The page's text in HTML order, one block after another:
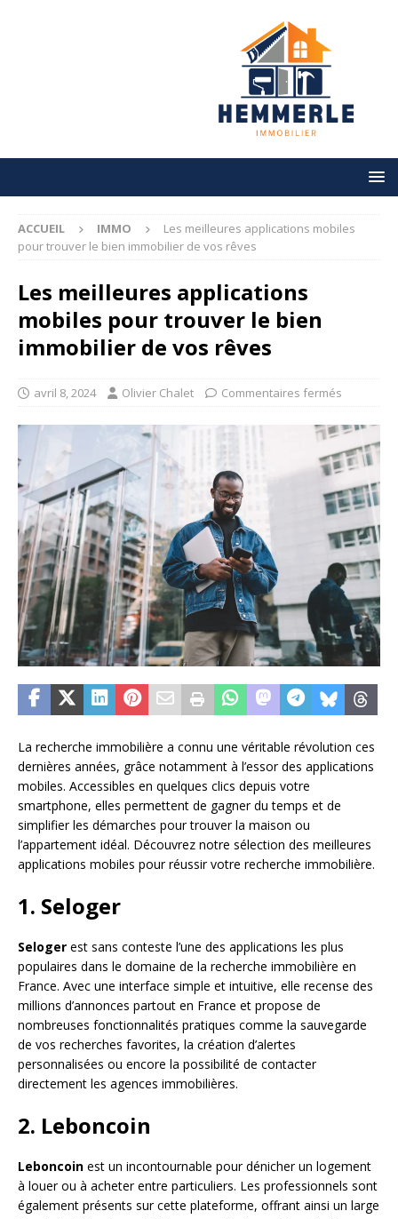
ACCUEIL IMMO
Les meilleures applications mobiles
pour trouver le bien immobilier de vos rêves
Les meilleures applications
mobiles pour trouver le bien
immobilier de vos rêves
avril 8, 2024 Olivier Chalet Commentaires fermés
La recherche immobilière a connu une véritable révolution ces
dernières années, grâce notamment à l’essor des applications
mobiles. Accessibles en quelques clics depuis votre
smartphone, elles permettent de gagner du temps et de
simplifier les démarches pour trouver la maison ou
l’appartement idéal. Découvrez notre sélection des meilleures
applications mobiles pour réussir votre recherche immobilière.
1. Seloger
Seloger est sans conteste l’une des applications les plus
populaires dans le domaine de la recherche immobilière en
France. Avec une interface simple et intuitive, elle recense des
millions d’annonces partout en France et propose de
nombreuses fonctionnalités pratiques comme la sauvegarde
de vos recherches favorites, la création d’alertes
personnalisées ou encore la possibilité de contacter
directement les agences immobilières.
2. Leboncoin
Leboncoin est un incontournable pour dénicher un logement
à louer ou à acheter entre particuliers. Les professionnels sont
également présents sur cette plateforme, offrant ainsi un large